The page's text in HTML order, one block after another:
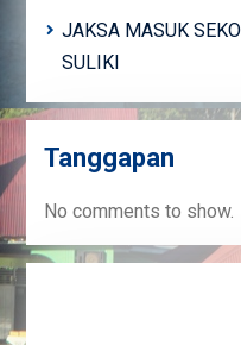
JAKSA MASUK
SULIKI
Tanggapan
No comments to show.